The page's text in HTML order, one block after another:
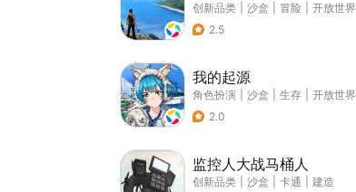
创新品类 沙盒 冒险
开放世界
2.5
我的起源
角色扮演 沙盒 生存
开放世界
2.0
监控人大战马桶人
创新品类 沙盒 卡通
建造